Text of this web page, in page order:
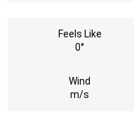
Feels Like
0°
Wind
m/s